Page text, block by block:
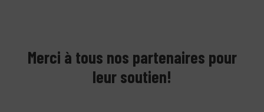
Merci à tous nos partenaires pour
leur soutien!